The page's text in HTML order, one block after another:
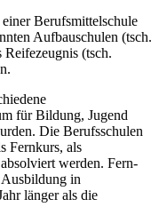
Berufsmittelschule
Aufbauschulen (tsch.
Reifezeugnis (tsch.
für Bildung, Jugend
Die Berufsschulen
Fernkurs, als
werden. Fern-
in
länger als die